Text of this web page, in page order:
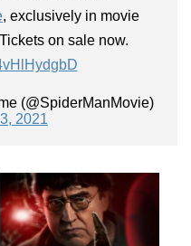
, exclusively in movie
on sale now.
(@SpiderManMovie)
2021